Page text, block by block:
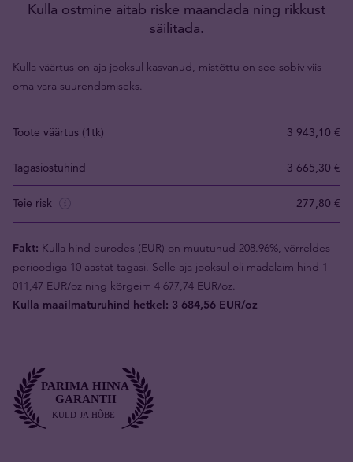
Kulla ostmine aitab riske maandada ning rikkust
säilitada.
Kulla väärtus on aja jooksul kasvanud, mistõttu on see sobiv viis
oma vara suurendamiseks.
Toote väärtus (1tk) 3 943,10 €
Tagasiostuhind 3 665,30 €
Teie risk 277,80 €
Fakt: Kulla hind eurodes (EUR) on muutunud 208.96%, võrreldes
perioodiga 10 aastat tagasi. Selle aja jooksul oli madalaim hind 1
011,47 EUR/oz ning kõrgeim 4 677,74 EUR/oz.
Kulla maailmaturuhind hetkel: 3 684,56 EUR/oz